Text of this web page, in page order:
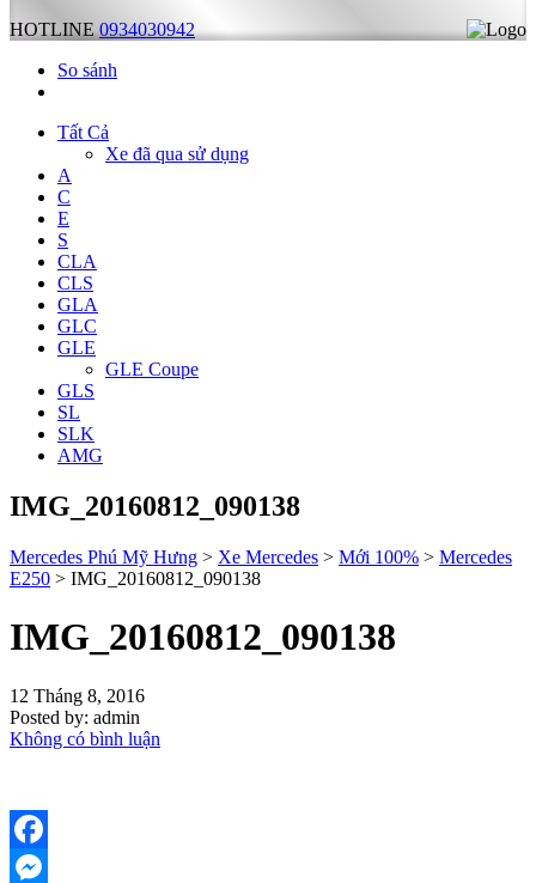
HOTLINE 0934030942
So sánh
Tất Cả
Xe đã qua sử dụng
A
C
E
S
CLA
CLS
GLA
GLC
GLE
GLE Coupe
GLS
SL
SLK
AMG
IMG_20160812_090138
Mercedes Phú Mỹ Hưng > Xe Mercedes > Mới 100% > Mercedes
E250 > IMG_20160812_090138
IMG_20160812_090138
12 Tháng 8, 2016
Posted by: admin
Không có bình luận
Facebook